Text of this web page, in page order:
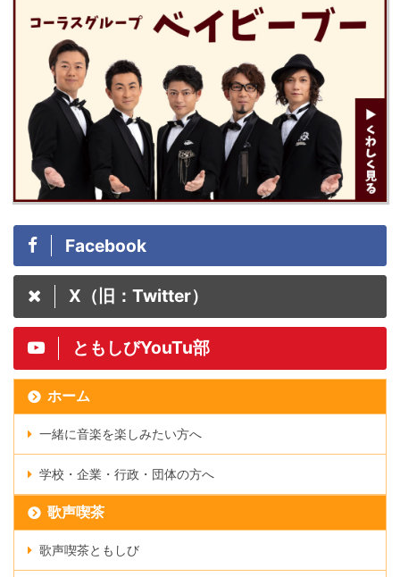
Facebook
X（旧：Twitter）
ともしびYouTu部
ホーム
一緒に音楽を楽しみたい方へ
学校・企業・行政・団体の方へ
歌声喫茶
歌声喫茶ともしび